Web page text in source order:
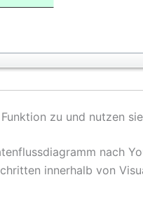
zu und nutzen sie
nach
innerhalb von